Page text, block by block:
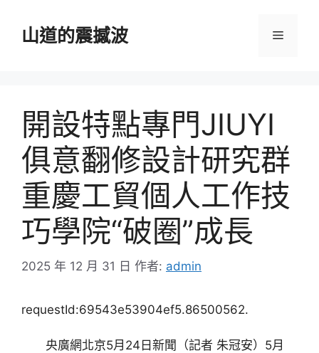
山道的震撼波 選
開設特點專門JIUYI
俱意翻修設計研究群
重慶工貿個人工作技
巧學院“破圈”成長
2025 年 12 月 31 日 作者: admin
requestId:69543e53904ef5.86500562.
央廣網北京5月24日新聞（記者 朱冠安）5月